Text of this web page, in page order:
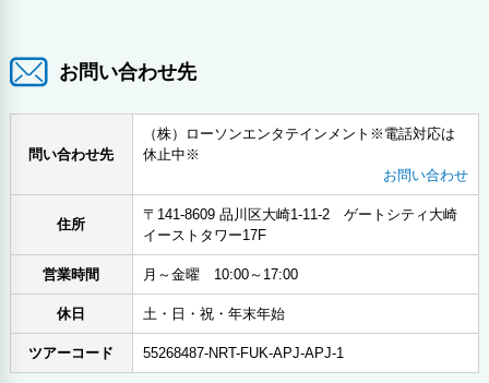
お問い合わせ先
問い合わせ先
（株）ローソンエンタテインメント※電話対応は
休止中※
お問い合わせ
住所
〒141-8609 品川区大崎1-11-2 ゲートシティ大崎
イーストタワー17F
営業時間 月～金曜 10:00～17:00
休日 土・日・祝・年末年始
ツアーコード 55268487-NRT-FUK-APJ-APJ-1